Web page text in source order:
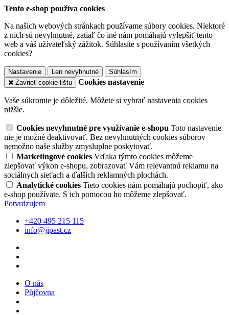
Tento e-shop používa cookies
Na našich webových stránkach používame súbory cookies. Niektoré
z nich sú nevyhnutné, zatiaľ čo iné nám pomáhajú vylepšiť tento
web a váš užívateľský zážitok. Súhlasíte s používaním všetkých
cookies?
Nastavenie Len nevyhnutné
Súhlasím
Zavrieť cookie lištu
Cookies nastavenie
Vaše súkromie je dôležité. Môžete si vybrať nastavenia cookies
nižšie.
Cookies nevyhnutné pre využívanie e-shopu Toto nastavenie
nie je možné deaktivovať. Bez nevyhnutných cookies súborov
nemožno naše služby zmysluplne poskytovať.
Marketingové cookies Vďaka týmto cookies môžeme
zlepšovať výkon e-shopu, zobrazovať Vám relevantnú reklamu na
sociálnych sieťach a ďalších reklamných plochách.
Analytické cookies Tieto cookies nám pomáhajú pochopiť, ako
e-shop používate. S ich pomocou ho môžeme zlepšovať.
Potvrdzujem
+420 495 215 115
info@jipast.cz
O nás
Půjčovna